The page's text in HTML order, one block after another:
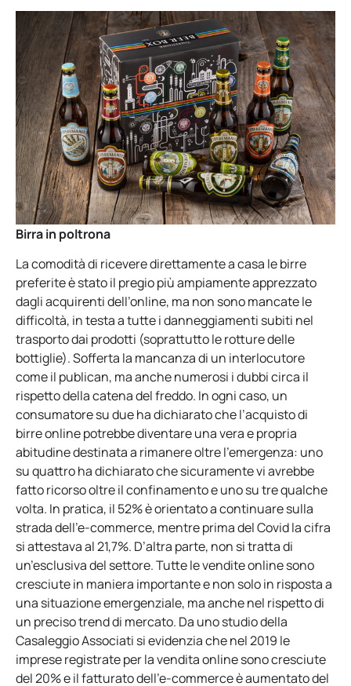
Birra in poltrona
La comodità di ricevere direttamente a casa le birre
preferite è stato il pregio più ampiamente apprezzato
dagli acquirenti dell’online, ma non sono mancate le
difficoltà, in testa a tutte i danneggiamenti subiti nel
trasporto dai prodotti (soprattutto le rotture delle
bottiglie). Sofferta la mancanza di un interlocutore
come il publican, ma anche numerosi i dubbi circa il
rispetto della catena del freddo. In ogni caso, un
consumatore su due ha dichiarato che l’acquisto di
birre online potrebbe diventare una vera e propria
abitudine destinata a rimanere oltre l’emergenza: uno
su quattro ha dichiarato che sicuramente vi avrebbe
fatto ricorso oltre il confinamento e uno su tre qualche
volta. In pratica, il 52% è orientato a continuare sulla
strada dell’e-commerce, mentre prima del Covid la cifra
si attestava al 21,7%. D’altra parte, non si tratta di
un’esclusiva del settore. Tutte le vendite online sono
cresciute in maniera importante e non solo in risposta a
una situazione emergenziale, ma anche nel rispetto di
un preciso trend di mercato. Da uno studio della
Casaleggio Associati si evidenzia che nel 2019 le
imprese registrate per la vendita online sono cresciute
del 20% e il fatturato dell’e-commerce è aumentato del